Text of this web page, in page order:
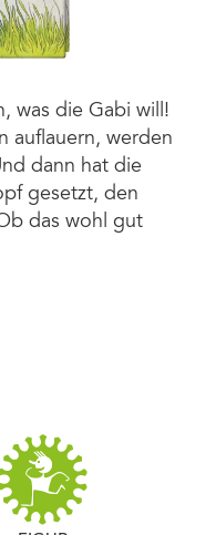
was die Gabi will!
auflauern, werden
dann hat die
gesetzt, den
das wohl gut